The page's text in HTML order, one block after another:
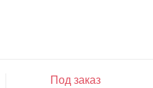
Под заказ